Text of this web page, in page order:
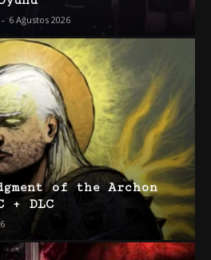
- 6 Ağustos 2026
of the Archon
DLC